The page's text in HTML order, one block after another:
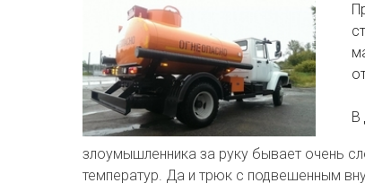
В
злоумышленника за руку бывает очень
температур. Да и трюк с подвешенным